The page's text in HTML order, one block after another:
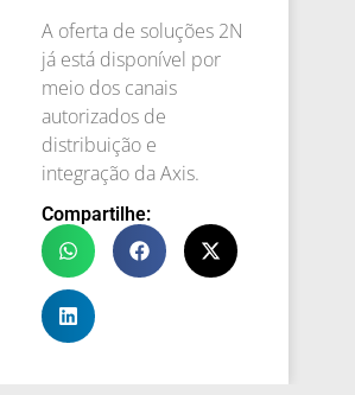
A oferta de soluções 2N
já está disponível por
meio dos canais
autorizados de
distribuição e
integração da Axis.
Compartilhe: